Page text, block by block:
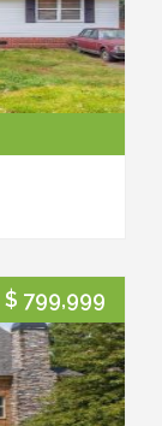
$ 799,999